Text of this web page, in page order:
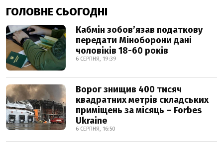
ГОЛОВНЕ СЬОГОДНІ
Кабмін зобовʼязав податкову
передати Міноборони дані
чоловіків 18-60 років
6 СЕРПНЯ, 19:39
Ворог знищив 400 тисяч
квадратних метрів складських
приміщень за місяць – Forbes
Ukraine
6 СЕРПНЯ, 16:50